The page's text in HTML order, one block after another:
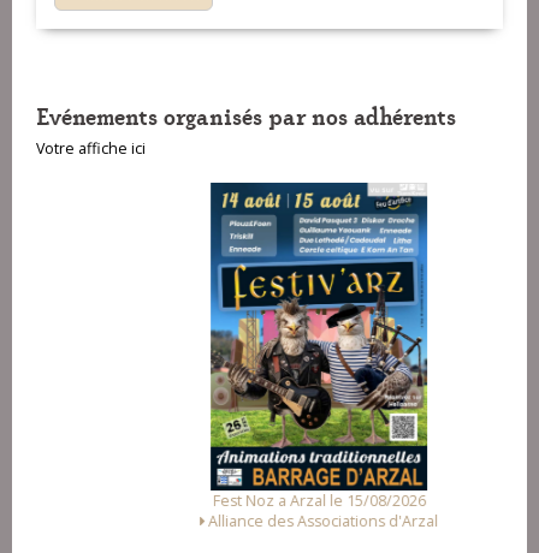
Evénements organisés par nos adhérents
Votre affiche ici
Fest Noz a Arzal le 15/08/2026
Alliance des Associations d'Arzal